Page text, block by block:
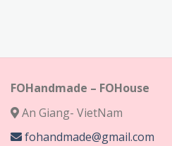
FOHandmade – FOHouse
An Giang- VietNam
fohandmade@gmail.com